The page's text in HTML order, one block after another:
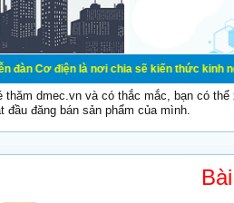
điện là nơi chia sẽ kiến thức kinh
thăm dmec.vn và có thắc mắc, bạn có
đầu đăng bán sản phẩm của mình.